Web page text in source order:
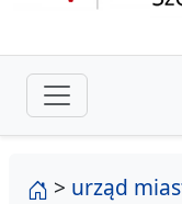
strona
> urząd